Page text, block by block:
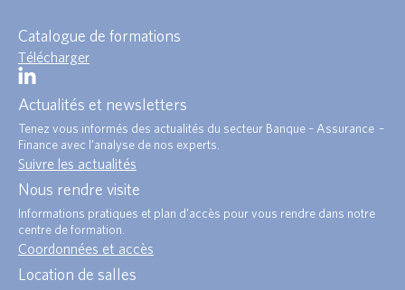
Catalogue de formations
Télécharger
Actualités et newsletters
Tenez vous informés des actualités du secteur Banque – Assurance –
Finance avec l’analyse de nos experts.
Suivre les actualités
Nous rendre visite
Informations pratiques et plan d’accès pour vous rendre dans notre
centre de formation.
Coordonnées et accès
Location de salles